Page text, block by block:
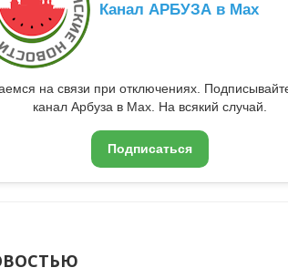
Канал АРБУЗА в Max
на связи при отключениях.
канал Арбуза в Max. На всякий случай.
Подписаться